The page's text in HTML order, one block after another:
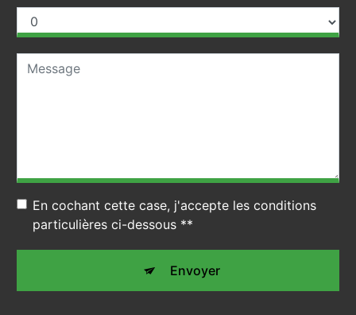
En cochant cette case, j'accepte les conditions
particulières ci-dessous **
Envoyer